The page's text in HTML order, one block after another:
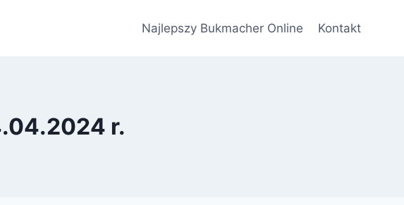
Najlepszy Bukmacher Online Kontakt
r.